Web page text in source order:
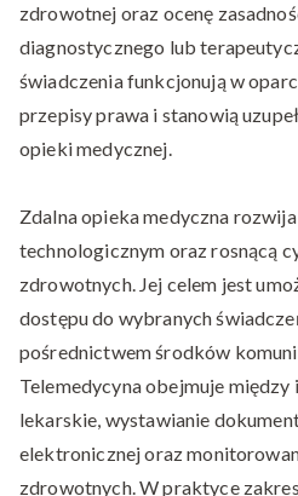
zdrowotnej oraz ocenę
diagnostycznego lub
świadczenia funkcjonują w
przepisy prawa i stanowią
opieki medycznej.
Zdalna opieka medyczna
technologicznym oraz rosnącą
zdrowotnych. Jej celem jest
dostępu do wybranych
pośrednictwem środków
Telemedycyna obejmuje
lekarskie, wystawianie
elektronicznej oraz
zdrowotnych. W praktyce